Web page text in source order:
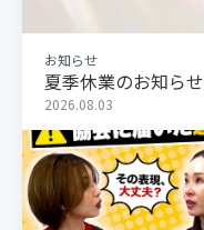
お知らせ
夏季休業のお知らせ
2026.08.03